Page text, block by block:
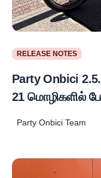
RELEASE NOTES
Party Onbici
21 மொழிகளில்
Party Onbici Team